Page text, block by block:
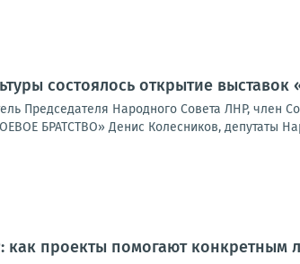
состоялось открытие
Председателя Народного Совета ЛНР, член
БРАТСТВО» Денис Колесников, депутаты
проекты помогают конкретным